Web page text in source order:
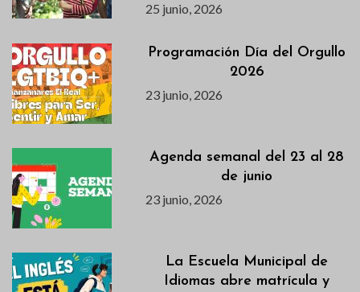
25 junio, 2026
Programación Día del Orgullo
2026
23 junio, 2026
Agenda semanal del 23 al 28
de junio
23 junio, 2026
La Escuela Municipal de
Idiomas abre matrícula y